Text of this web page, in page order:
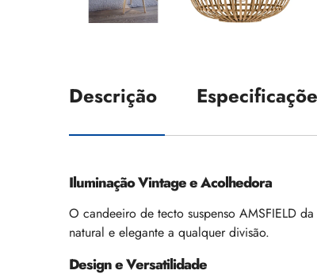
Descrição
Iluminação Vintage e Acolhedora
O candeeiro de tecto suspenso AMSFIELD
natural e elegante a qualquer divisão.
Design e Versatilidade